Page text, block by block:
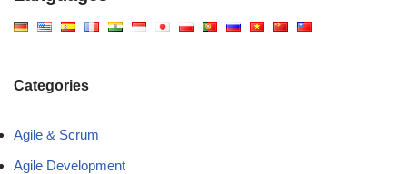
Categories
Agile & Scrum
Agile Development